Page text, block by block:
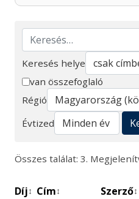
Keresés
Keresés helye
van összefoglaló
Régió
Évtized
Összes találat: 3.
Díj↕ Cím↕ Szerző↕